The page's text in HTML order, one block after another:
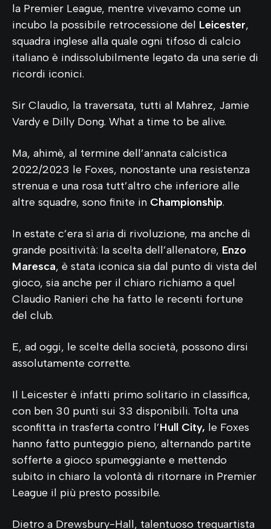
la Premier League, mentre vivevamo come un
incubo la possibile retrocessione del Leicester,
squadra inglese alla quale ogni tifoso di calcio
italiano è indissolubilmente legato da una serie di
ricordi iconici.
Sir Claudio, la traversata, tutti al Mahrez, Jamie
Vardy e Dilly Dong. What a time to be alive.
Ma, ahimè, al termine dell’annata calcistica
2022/2023 le Foxes, nonostante una resistenza
strenua e una rosa tutt’altro che inferiore alle
altre squadre, sono finite in Championship.
In estate c’era sì aria di rivoluzione, ma anche di
grande positività: la scelta dell’allenatore, Enzo
Maresca, è stata iconica sia dal punto di vista del
gioco, sia anche per il chiaro richiamo a quel
Claudio Ranieri che ha fatto le recenti fortune
del club.
E, ad oggi, le scelte della società, possono dirsi
assolutamente corrette.
Il Leicester è infatti primo solitario in classifica,
con ben 30 punti sui 33 disponibili. Tolta una
sconfitta in trasferta contro l’Hull City, le Foxes
hanno fatto punteggio pieno, alternando partite
sofferte a gioco spumeggiante e mettendo
subito in chiaro la volontà di ritornare in Premier
League il più presto possibile.
Dietro a Drewsbury-Hall, talentuoso trequartista